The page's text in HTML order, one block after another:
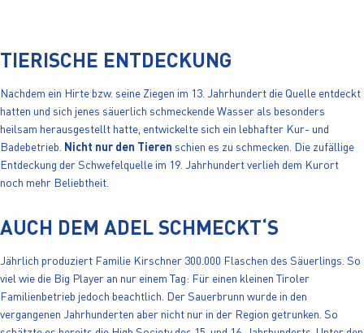
TIERISCHE ENTDECKUNG
Nachdem ein Hirte bzw. seine Ziegen im 13. Jahrhundert die Quelle entdeckt
hatten und sich jenes säuerlich schmeckende Wasser als besonders
heilsam herausgestellt hatte, entwickelte sich ein lebhafter Kur- und
Badebetrieb. Nicht nur den Tieren schien es zu schmecken. Die zufällige
Entdeckung der Schwefelquelle im 19. Jahrhundert verlieh dem Kurort
noch mehr Beliebtheit.
AUCH DEM ADEL SCHMECKT‘S
Jährlich produziert Familie Kirschner 300.000 Flaschen des Säuerlings. So
viel wie die Big Player an nur einem Tag: Für einen kleinen Tiroler
Familienbetrieb jedoch beachtlich. Der Sauerbrunn wurde in den
vergangenen Jahrhunderten aber nicht nur in der Region getrunken. So